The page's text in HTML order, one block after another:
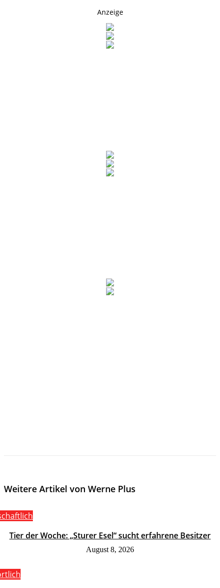
Anzeige
Weitere Artikel von Werne Plus
Tier der Woche: „Sturer Esel“ sucht erfahrene Besitzer
August 8, 2026